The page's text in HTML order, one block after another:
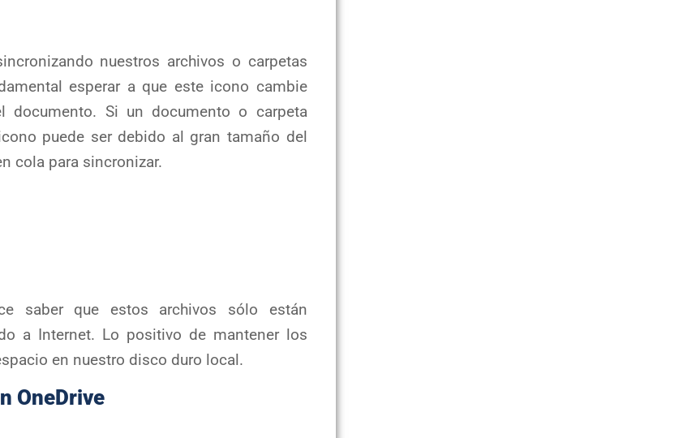
nuestros archivos o carpetas
esperar a que este icono cambie
documento. Si un documento o carpeta
puede ser debido al gran tamaño del
cola para sincronizar.
saber que estos archivos sólo están
a Internet. Lo positivo de mantener los
en nuestro disco duro local.
OneDrive